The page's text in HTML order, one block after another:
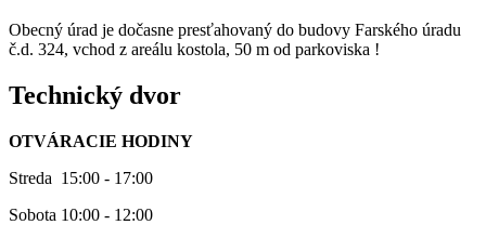
Obecný úrad je dočasne presťahovaný do budovy Farského úradu
č.d. 324, vchod z areálu kostola, 50 m od parkoviska !
Technický dvor
OTVÁRACIE HODINY
Streda 15:00 - 17:00
Sobota 10:00 - 12:00